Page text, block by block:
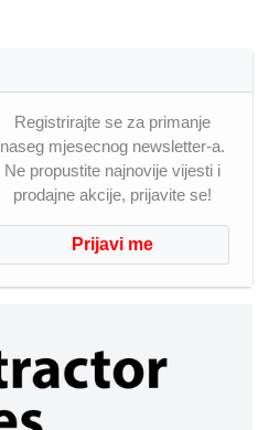
Registrirajte se za primanje
naseg mjesecnog newsletter-a.
Ne propustite najnovije vijesti i
prodajne akcije, prijavite se!
Prijavi me